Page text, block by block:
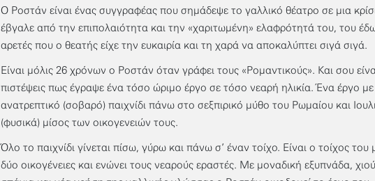
Ο Ροστάν είναι ένας συγγραφέας που σημάδεψε το γαλλικό θέατρο σε μια
έβγαλε από την επιπολαιότητα και την «χαριτωμένη» ελαφρότητά του, του
αρετές που ο θεατής είχε την ευκαιρία και τη χαρά να αποκαλύπτει σιγά σιγά.
Είναι μόλις 26 χρόνων ο Ροστάν όταν γράφει τους «Ρομαντικούς». Και σου
πιστέψεις πως έγραψε ένα τόσο ώριμο έργο σε τόσο νεαρή ηλικία. Ένα έργο
ανατρεπτικό (σοβαρό) παιχνίδι πάνω στο σεξπιρικό μύθο του Ρωμαίου και
(φυσικά) μίσος των οικογενειών τους.
Όλο το παιχνίδι γίνεται πίσω, γύρω και πάνω σ’ έναν τοίχο. Είναι ο τοίχος του
δύο οικογένειες και ενώνει τους νεαρούς εραστές. Με μοναδική εξυπνάδα,